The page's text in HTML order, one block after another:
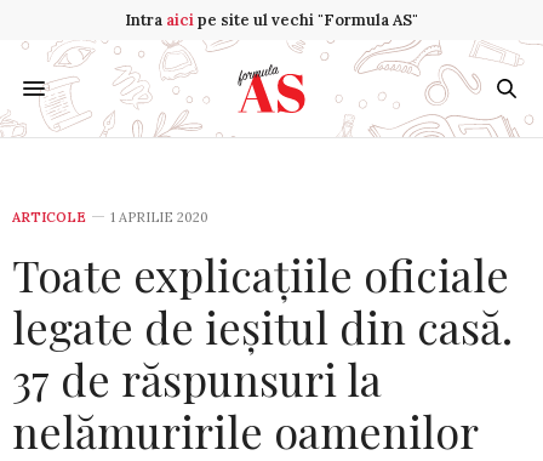
Intra aicipe site ul vechi "Formula AS"
ARTICOLE 1 APRILIE 2020
Toate explicațiile oficiale
legate de ieșitul din casă.
37 de răspunsuri la
nelămuririle oamenilor